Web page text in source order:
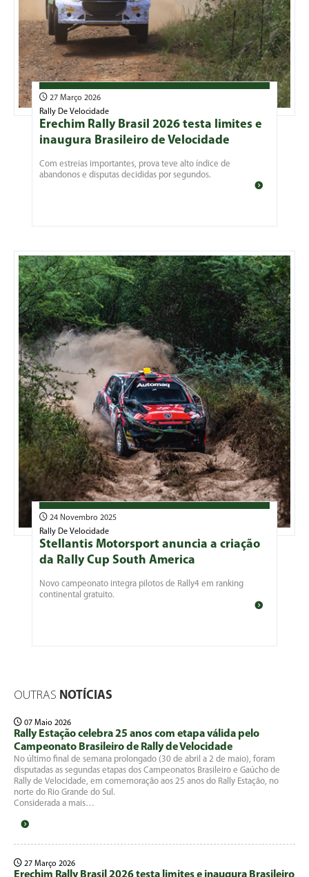
27 Março 2026
Rally De Velocidade
Erechim Rally Brasil 2026 testa limites e
inaugura Brasileiro de Velocidade
Com estreias importantes, prova teve alto índice de
abandonos e disputas decididas por segundos.
24 Novembro 2025
Rally De Velocidade
Stellantis Motorsport anuncia a criação
da Rally Cup South America
Novo campeonato integra pilotos de Rally4 em ranking
continental gratuito.
OUTRAS NOTÍCIAS
07 Maio 2026
Rally Estação celebra 25 anos com etapa válida pelo
Campeonato Brasileiro de Rally de Velocidade
No último final de semana prolongado (30 de abril a 2 de maio), foram
disputadas as segundas etapas dos Campeonatos Brasileiro e Gaúcho de
Rally de Velocidade, em comemoração aos 25 anos do Rally Estação, no
norte do Rio Grande do Sul.
Considerada a mais…
27 Março 2026